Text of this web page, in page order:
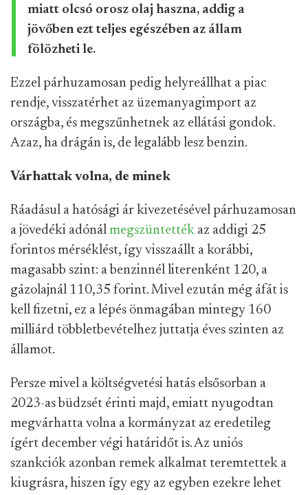
miatt olcsó orosz olaj haszna, addig a
jövőben ezt teljes egészében az állam
fölözheti le.
Ezzel párhuzamosan pedig helyreállhat a piac
rendje, visszatérhet az üzemanyagimport az
országba, és megszűnhetnek az ellátási gondok.
Azaz, ha drágán is, de legalább lesz benzin.
Várhattak volna, de minek
Ráadásul a hatósági ár kivezetésével párhuzamosan
a jövedéki adónál megszüntették az addigi 25
forintos mérséklést, így visszaállt a korábbi,
magasabb szint: a benzinnél literenként 120, a
gázolajnál 110,35 forint. Mivel ezután még áfát is
kell fizetni, ez a lépés önmagában mintegy 160
milliárd többletbevételhez juttatja éves szinten az
államot.
Persze mivel a költségvetési hatás elsősorban a
2023-as büdzsét érinti majd, emiatt nyugodtan
megvárhatta volna a kormányzat az eredetileg
ígért december végi határidőt is. Az uniós
szankciók azonban remek alkalmat teremtettek a
kiugrásra, hiszen így egy az egyben ezekre lehet